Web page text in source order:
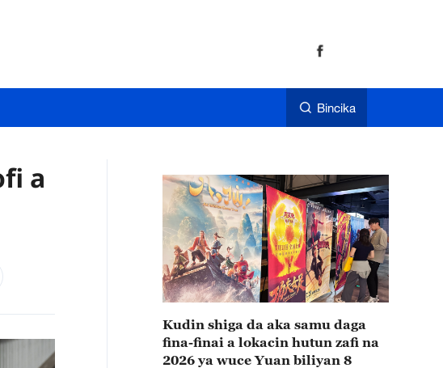
Bincika
a
Kudin shiga da aka samu daga
fina-finai a lokacin hutun zafi na
2026 ya wuce Yuan biliyan 8